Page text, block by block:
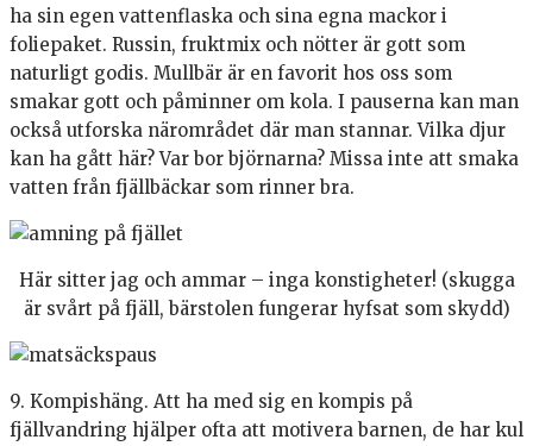
ha sin egen vattenflaska och sina egna mackor i
foliepaket. Russin, fruktmix och nötter är gott som
naturligt godis. Mullbär är en favorit hos oss som
smakar gott och påminner om kola. I pauserna kan man
också utforska närområdet där man stannar. Vilka djur
kan ha gått här? Var bor björnarna? Missa inte att smaka
vatten från fjällbäckar som rinner bra.
Här sitter jag och ammar – inga konstigheter! (skugga
är svårt på fjäll, bärstolen fungerar hyfsat som skydd)
9. Kompishäng. Att ha med sig en kompis på
fjällvandring hjälper ofta att motivera barnen, de har kul